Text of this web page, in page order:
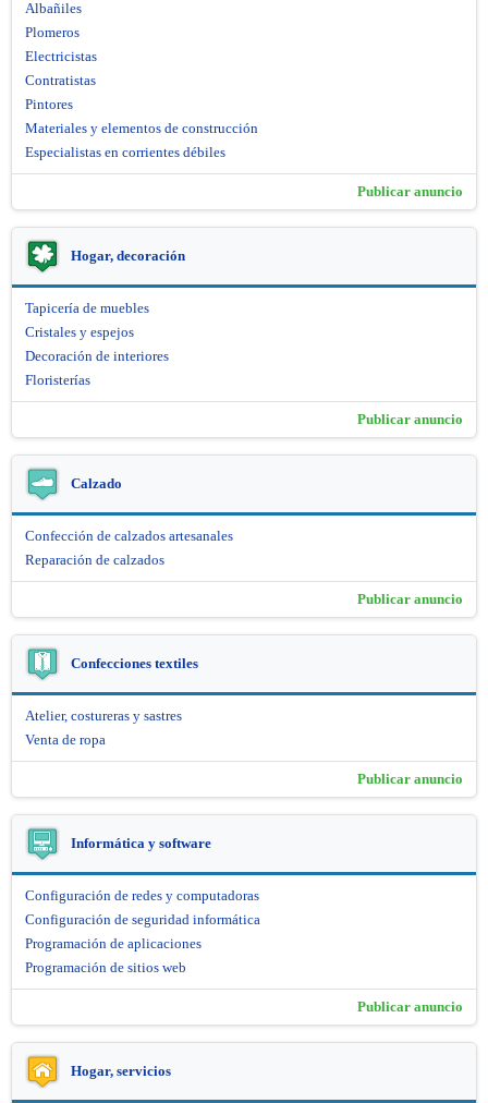
Albañiles
Plomeros
Electricistas
Contratistas
Pintores
Materiales y elementos de construcción
Especialistas en corrientes débiles
Publicar anuncio
Hogar, decoración
Tapicería de muebles
Cristales y espejos
Decoración de interiores
Floristerías
Publicar anuncio
Calzado
Confección de calzados artesanales
Reparación de calzados
Publicar anuncio
Confecciones textiles
Atelier, costureras y sastres
Venta de ropa
Publicar anuncio
Informática y software
Configuración de redes y computadoras
Configuración de seguridad informática
Programación de aplicaciones
Programación de sitios web
Publicar anuncio
Hogar, servicios